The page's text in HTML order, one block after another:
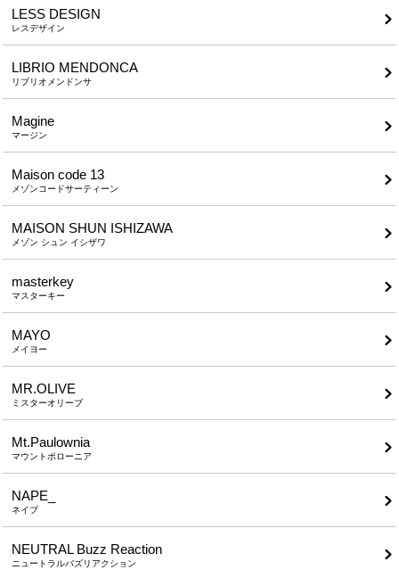
LESS DESIGN
レスデザイン
LIBRIO MENDONCA
リブリオメンドンサ
Magine
マージン
Maison code 13
メゾンコードサーティーン
MAISON SHUN ISHIZAWA
メゾン シュン イシザワ
masterkey
マスターキー
MAYO
メイヨー
MR.OLIVE
ミスターオリーブ
Mt.Paulownia
マウントポローニア
NAPE_
ネイプ
NEUTRAL Buzz Reaction
ニュートラルバズリアクション